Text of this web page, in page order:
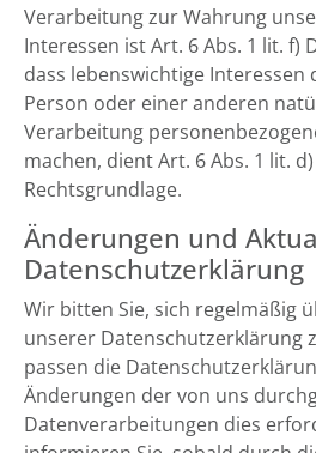
Verarbeitung zur Wahrung
Interessen ist Art. 6 Abs. 1 lit. f)
dass lebenswichtige
Person oder einer anderen
Verarbeitung
machen, dient Art. 6 Abs. 1 lit. d)
Rechtsgrundlage.
Änderungen und
Datenschutzerklärung
Wir bitten Sie, sich regelmäßig
unserer Datenschutzerklärung
passen die
Änderungen der von uns
Datenverarbeitungen dies